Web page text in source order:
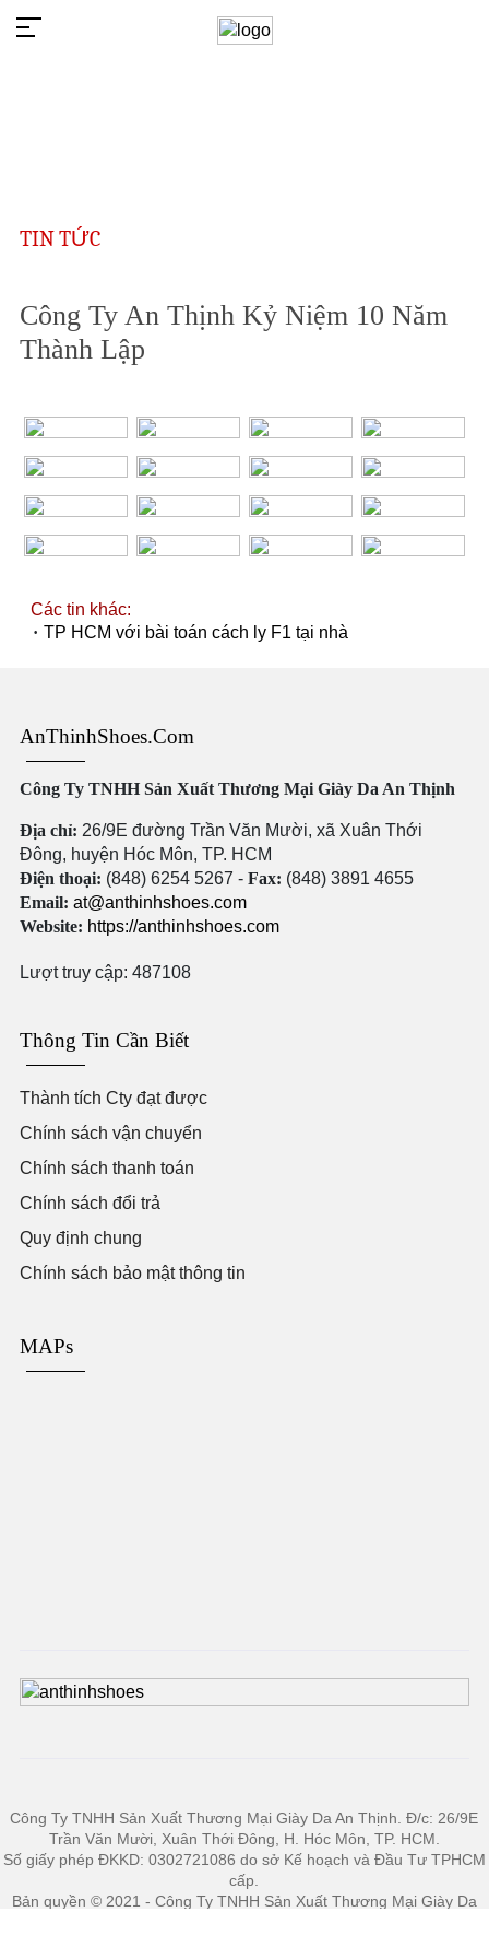
TIN TỨC
Công Ty An Thịnh Kỷ Niệm 10 Năm
Thành Lập
Các tin khác:
· TP HCM với bài toán cách ly F1 tại nhà
AnThinhShoes.com
Công Ty TNHH Sản Xuất Thương Mại Giày Da An Thịnh
Địa chỉ: 26/9E đường Trần Văn Mười, xã Xuân Thới
Đông, huyện Hóc Môn, TP. HCM
Điện thoại: (848) 6254 5267 - Fax: (848) 3891 4655
Email: at@anthinhshoes.com
Website: https://anthinhshoes.com
Lượt truy cập: 487108
Thông Tin Cần Biết
Thành tích Cty đạt được
Chính sách vận chuyển
Chính sách thanh toán
Chính sách đổi trả
Quy định chung
Chính sách bảo mật thông tin
MAPs
Công Ty TNHH Sản Xuất Thương Mại Giày Da An Thịnh. Đ/c: 26/9E
Trần Văn Mười, Xuân Thới Đông, H. Hóc Môn, TP. HCM.
Số giấy phép ĐKKD: 0302721086 do sở Kế hoạch và Đầu Tư TPHCM
cấp.
Bản quyền © 2021 - Công Ty TNHH Sản Xuất Thương Mại Giày Da